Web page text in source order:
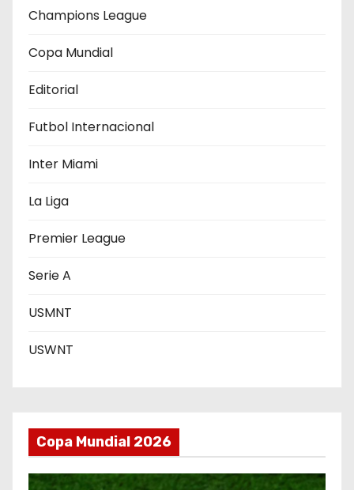
d
e
e
n
a
d
a
s
Champions League
Copa Mundial
Editorial
Futbol Internacional
Inter Miami
La Liga
Premier League
Serie A
USMNT
USWNT
Copa Mundial 2026